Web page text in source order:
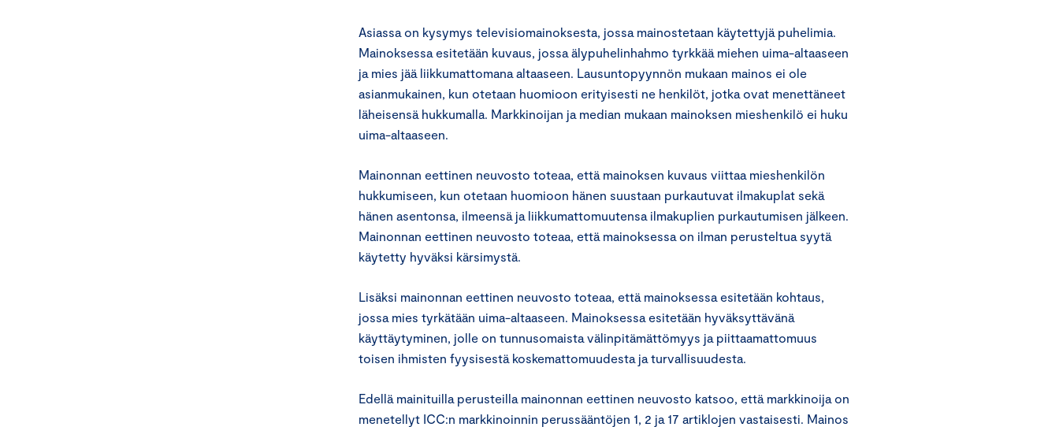
Asiassa on kysymys televisiomainoksesta, jossa mainostetaan käytettyjä puhelimia.
Mainoksessa esitetään kuvaus, jossa älypuhelinhahmo tyrkkää miehen uima-altaaseen
ja mies jää liikkumattomana altaaseen. Lausuntopyynnön mukaan mainos ei ole
asianmukainen, kun otetaan huomioon erityisesti ne henkilöt, jotka ovat menettäneet
läheisensä hukkumalla. Markkinoijan ja median mukaan mainoksen mieshenkilö ei huku
uima-altaaseen.
Mainonnan eettinen neuvosto toteaa, että mainoksen kuvaus viittaa mieshenkilön
hukkumiseen, kun otetaan huomioon hänen suustaan purkautuvat ilmakuplat sekä
hänen asentonsa, ilmeensä ja liikkumattomuutensa ilmakuplien purkautumisen jälkeen.
Mainonnan eettinen neuvosto toteaa, että mainoksessa on ilman perusteltua syytä
käytetty hyväksi kärsimystä.
Lisäksi mainonnan eettinen neuvosto toteaa, että mainoksessa esitetään kohtaus,
jossa mies tyrkätään uima-altaaseen. Mainoksessa esitetään hyväksyttävänä
käyttäytyminen, jolle on tunnusomaista välinpitämättömyys ja piittaamattomuus
toisen ihmisten fyysisestä koskemattomuudesta ja turvallisuudesta.
Edellä mainituilla perusteilla mainonnan eettinen neuvosto katsoo, että markkinoija on
menetellyt ICC:n markkinoinnin perussääntöjen 1, 2 ja 17 artiklojen vastaisesti. Mainos